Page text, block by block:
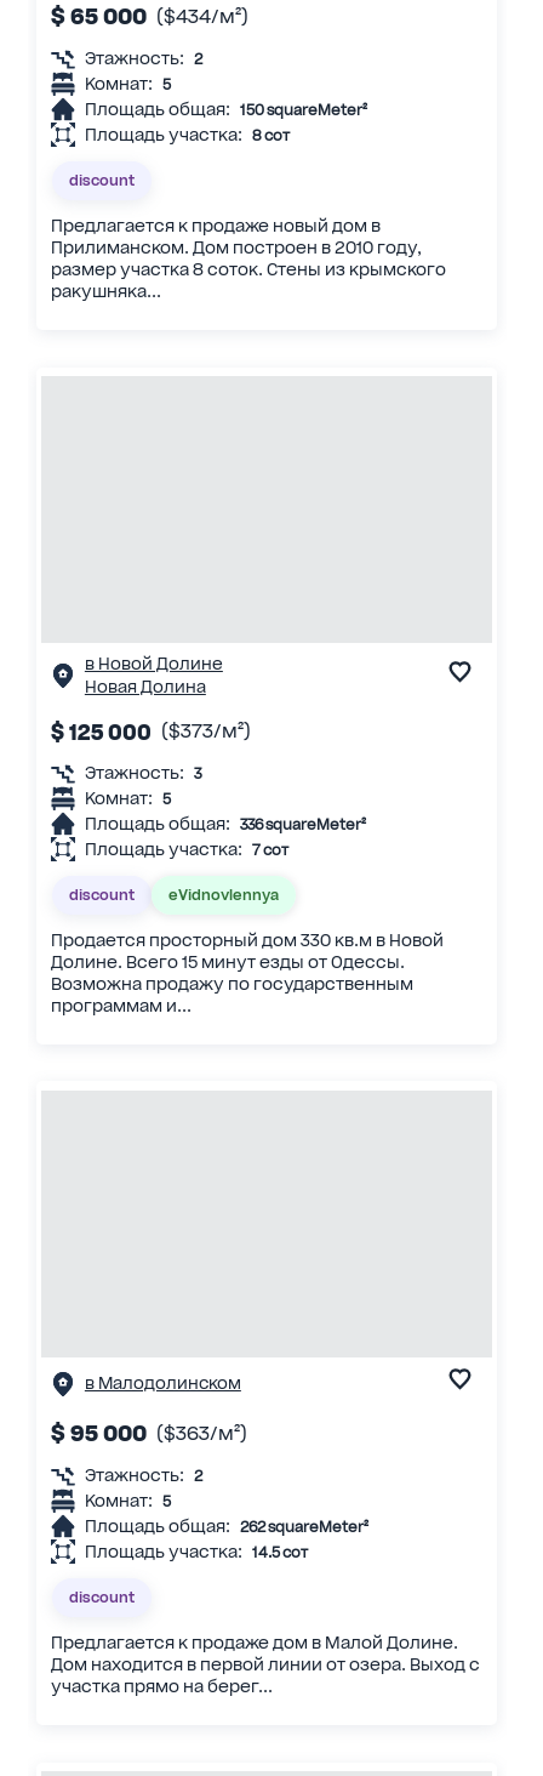
$ 65 000 ($434/м²)
Этажность: 2
Комнат: 5
Площадь общая: 150 squareMeter²
Площадь участка: 8 сот
discount
Предлагается к продаже новый дом в
Прилиманском. Дом построен в 2010 году,
размер участка 8 соток. Стены из крымского
ракушняка...
в Новой Долине
Новая Долина
$ 125 000 ($373/м²)
Этажность: 3
Комнат: 5
Площадь общая: 336 squareMeter²
Площадь участка: 7 сот
discount eVidnovlennya
Продается просторный дом 330 кв.м в Новой
Долине. Всего 15 минут езды от Одессы.
Возможна продажу по государственным
программам и...
в Малодолинском
$ 95 000 ($363/м²)
Этажность: 2
Комнат: 5
Площадь общая: 262 squareMeter²
Площадь участка: 14.5 сот
discount
Предлагается к продаже дом в Малой Долине.
Дом находится в первой линии от озера. Выход с
участка прямо на берег...